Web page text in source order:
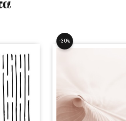
-30%